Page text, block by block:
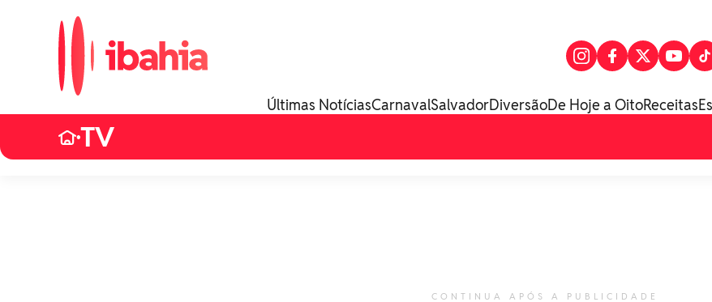
Últimas NotíciasCarnavalSalvadorDiversãoDe Hoje a OitoReceitas
•TV
CONTINUA APÓS A PUBLICIDADE